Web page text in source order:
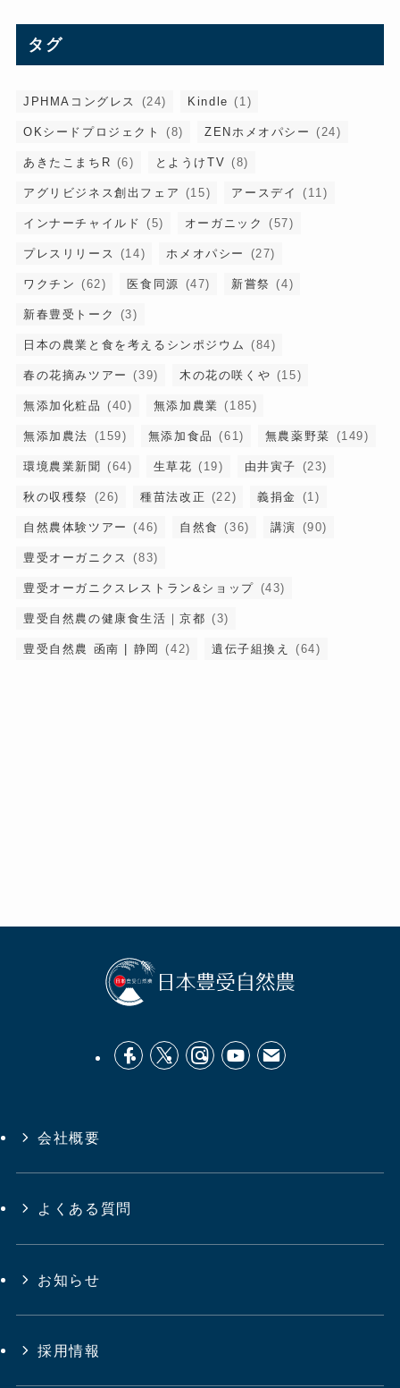
タグ
JPHMAコングレス (24) Kindle (1)
OKシードプロジェクト (8) ZENホメオパシー (24)
あきたこまちR (6) とようけTV (8)
アグリビジネス創出フェア (15) アースデイ (11)
インナーチャイルド (5) オーガニック (57)
プレスリリース (14) ホメオパシー (27)
ワクチン (62) 医食同源 (47) 新嘗祭 (4)
新春豊受トーク (3)
日本の農業と食を考えるシンポジウム (84)
春の花摘みツアー (39) 木の花の咲くや (15)
無添加化粧品 (40) 無添加農業 (185)
無添加農法 (159) 無添加食品 (61) 無農薬野菜 (149)
環境農業新聞 (64) 生草花 (19) 由井寅子 (23)
秋の収穫祭 (26) 種苗法改正 (22) 義捐金 (1)
自然農体験ツアー (46) 自然食 (36) 講演 (90)
豊受オーガニクス (83)
豊受オーガニクスレストラン&ショップ (43)
豊受自然農の健康食生活｜京都 (3)
豊受自然農 函南 | 静岡 (42) 遺伝子組換え (64)
会社概要
よくある質問
お知らせ
採用情報